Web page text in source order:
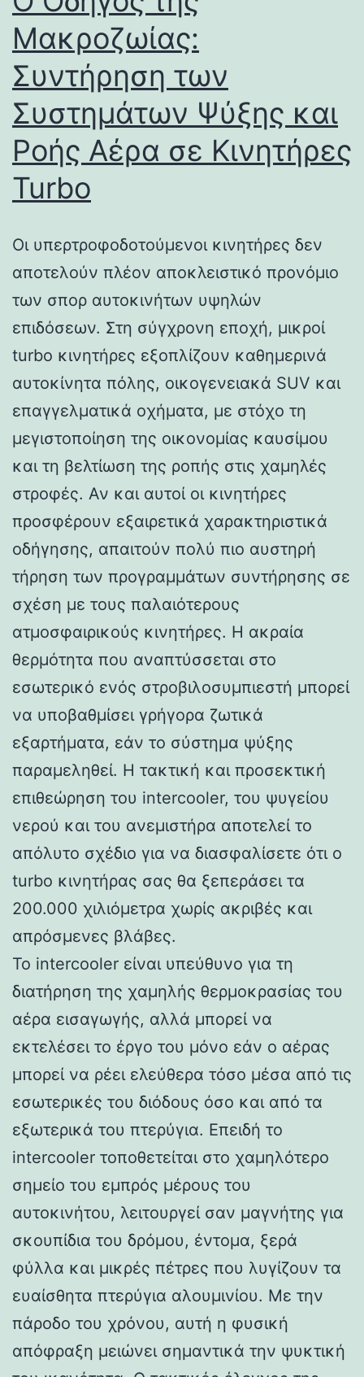
Μακροζωίας:
Συντήρηση των
Συστημάτων Ψύξης και
Ροής Αέρα σε Κινητήρες
Turbo
Οι υπερτροφοδοτούμενοι κινητήρες δεν
αποτελούν πλέον αποκλειστικό προνόμιο
των σπορ αυτοκινήτων υψηλών
επιδόσεων. Στη σύγχρονη εποχή, μικροί
turbo κινητήρες εξοπλίζουν καθημερινά
αυτοκίνητα πόλης, οικογενειακά SUV και
επαγγελματικά οχήματα, με στόχο τη
μεγιστοποίηση της οικονομίας καυσίμου
και τη βελτίωση της ροπής στις χαμηλές
στροφές. Αν και αυτοί οι κινητήρες
προσφέρουν εξαιρετικά χαρακτηριστικά
οδήγησης, απαιτούν πολύ πιο αυστηρή
τήρηση των προγραμμάτων συντήρησης σε
σχέση με τους παλαιότερους
ατμοσφαιρικούς κινητήρες. Η ακραία
θερμότητα που αναπτύσσεται στο
εσωτερικό ενός στροβιλοσυμπιεστή μπορεί
να υποβαθμίσει γρήγορα ζωτικά
εξαρτήματα, εάν το σύστημα ψύξης
παραμεληθεί. Η τακτική και προσεκτική
επιθεώρηση του intercooler, του ψυγείου
νερού και του ανεμιστήρα αποτελεί το
απόλυτο σχέδιο για να διασφαλίσετε ότι ο
turbo κινητήρας σας θα ξεπεράσει τα
200.000 χιλιόμετρα χωρίς ακριβές και
απρόσμενες βλάβες.
Το intercooler είναι υπεύθυνο για τη
διατήρηση της χαμηλής θερμοκρασίας του
αέρα εισαγωγής, αλλά μπορεί να
εκτελέσει το έργο του μόνο εάν ο αέρας
μπορεί να ρέει ελεύθερα τόσο μέσα από τις
εσωτερικές του διόδους όσο και από τα
εξωτερικά του πτερύγια. Επειδή το
intercooler τοποθετείται στο χαμηλότερο
σημείο του εμπρός μέρους του
αυτοκινήτου, λειτουργεί σαν μαγνήτης για
σκουπίδια του δρόμου, έντομα, ξερά
φύλλα και μικρές πέτρες που λυγίζουν τα
ευαίσθητα πτερύγια αλουμινίου. Με την
πάροδο του χρόνου, αυτή η φυσική
απόφραξη μειώνει σημαντικά την ψυκτική